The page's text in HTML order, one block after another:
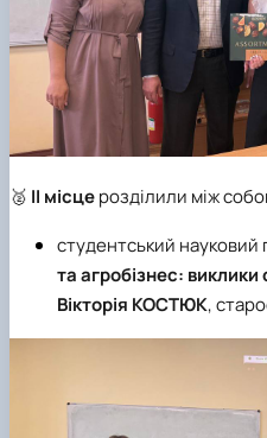
🥈 ІІ місцерозділили між
студентський науковий
та агробізнес:
Вікторія КОСТЮК,